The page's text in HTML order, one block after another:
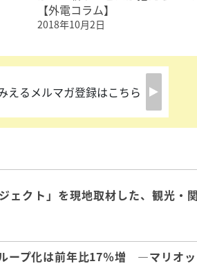
【外電コラム】
2018年10月2日
えるメルマガ登録はこちら
ェクト」を現地取材した、観光・
ープ化は前年比17％増 ―マリオ